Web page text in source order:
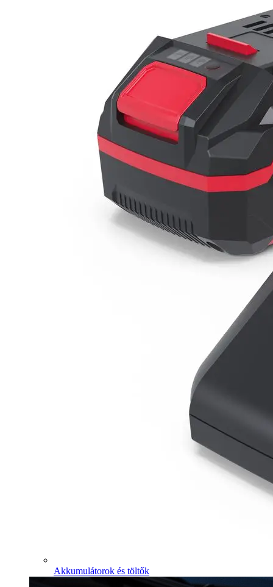
Akkumulátorok és töltők